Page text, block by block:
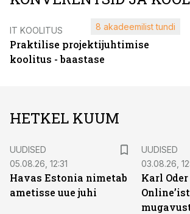
IT KOOLITUS
Praktilise projektijuhtimise
koolitus - baastase
8 akadeemilist tundi
HETKEL KUUM
UUDISED
05.08.26, 12:31
Havas Estonia nimetab
ametisse uue juhi
UUDISED
03.08.26,
Karl